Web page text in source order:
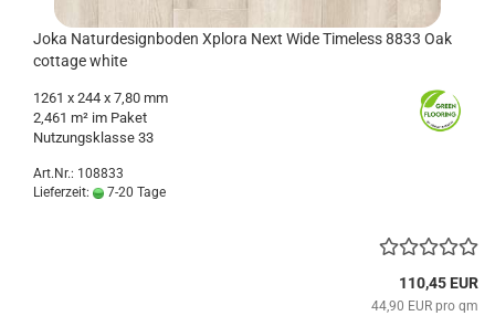
Joka Na­tur­de­sign­bo­den Xplo­ra Next Wide Ti­me­l­ess 8833 Oak
cot­ta­ge white
1261 x 244 x 7,80 mm
2,461 m² im Paket
Nut­zungs­klas­se 33
Art.Nr.: 108833
Lieferzeit:
7-20 Tage
110,45 EUR
44,90 EUR pro qm